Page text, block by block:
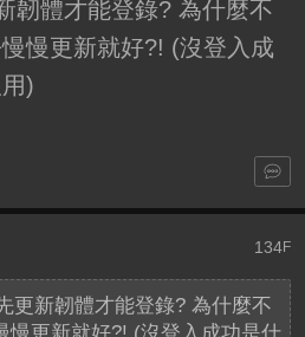
韌體才能登錄? 為什麼不
慢更新就好?! (沒登入成
)
134F
更新韌體才能登錄? 為什麼不